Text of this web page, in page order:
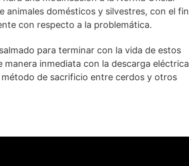
animales domésticos y silvestres, con el fin
con respecto a la problemática.
para terminar con la vida de estos
manera inmediata con la descarga eléctrica
de sacrificio entre cerdos y otros